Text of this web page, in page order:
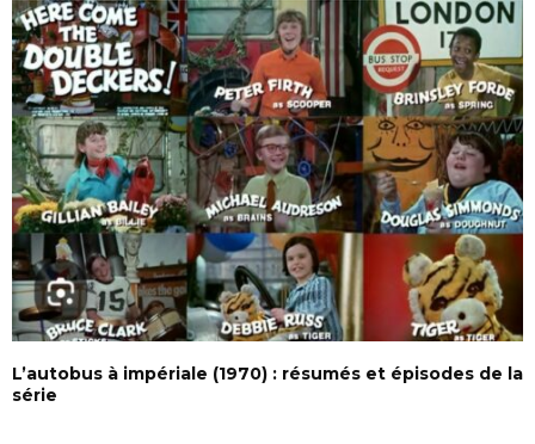
L’autobus à impériale (1970) : résumés et épisodes de la
série